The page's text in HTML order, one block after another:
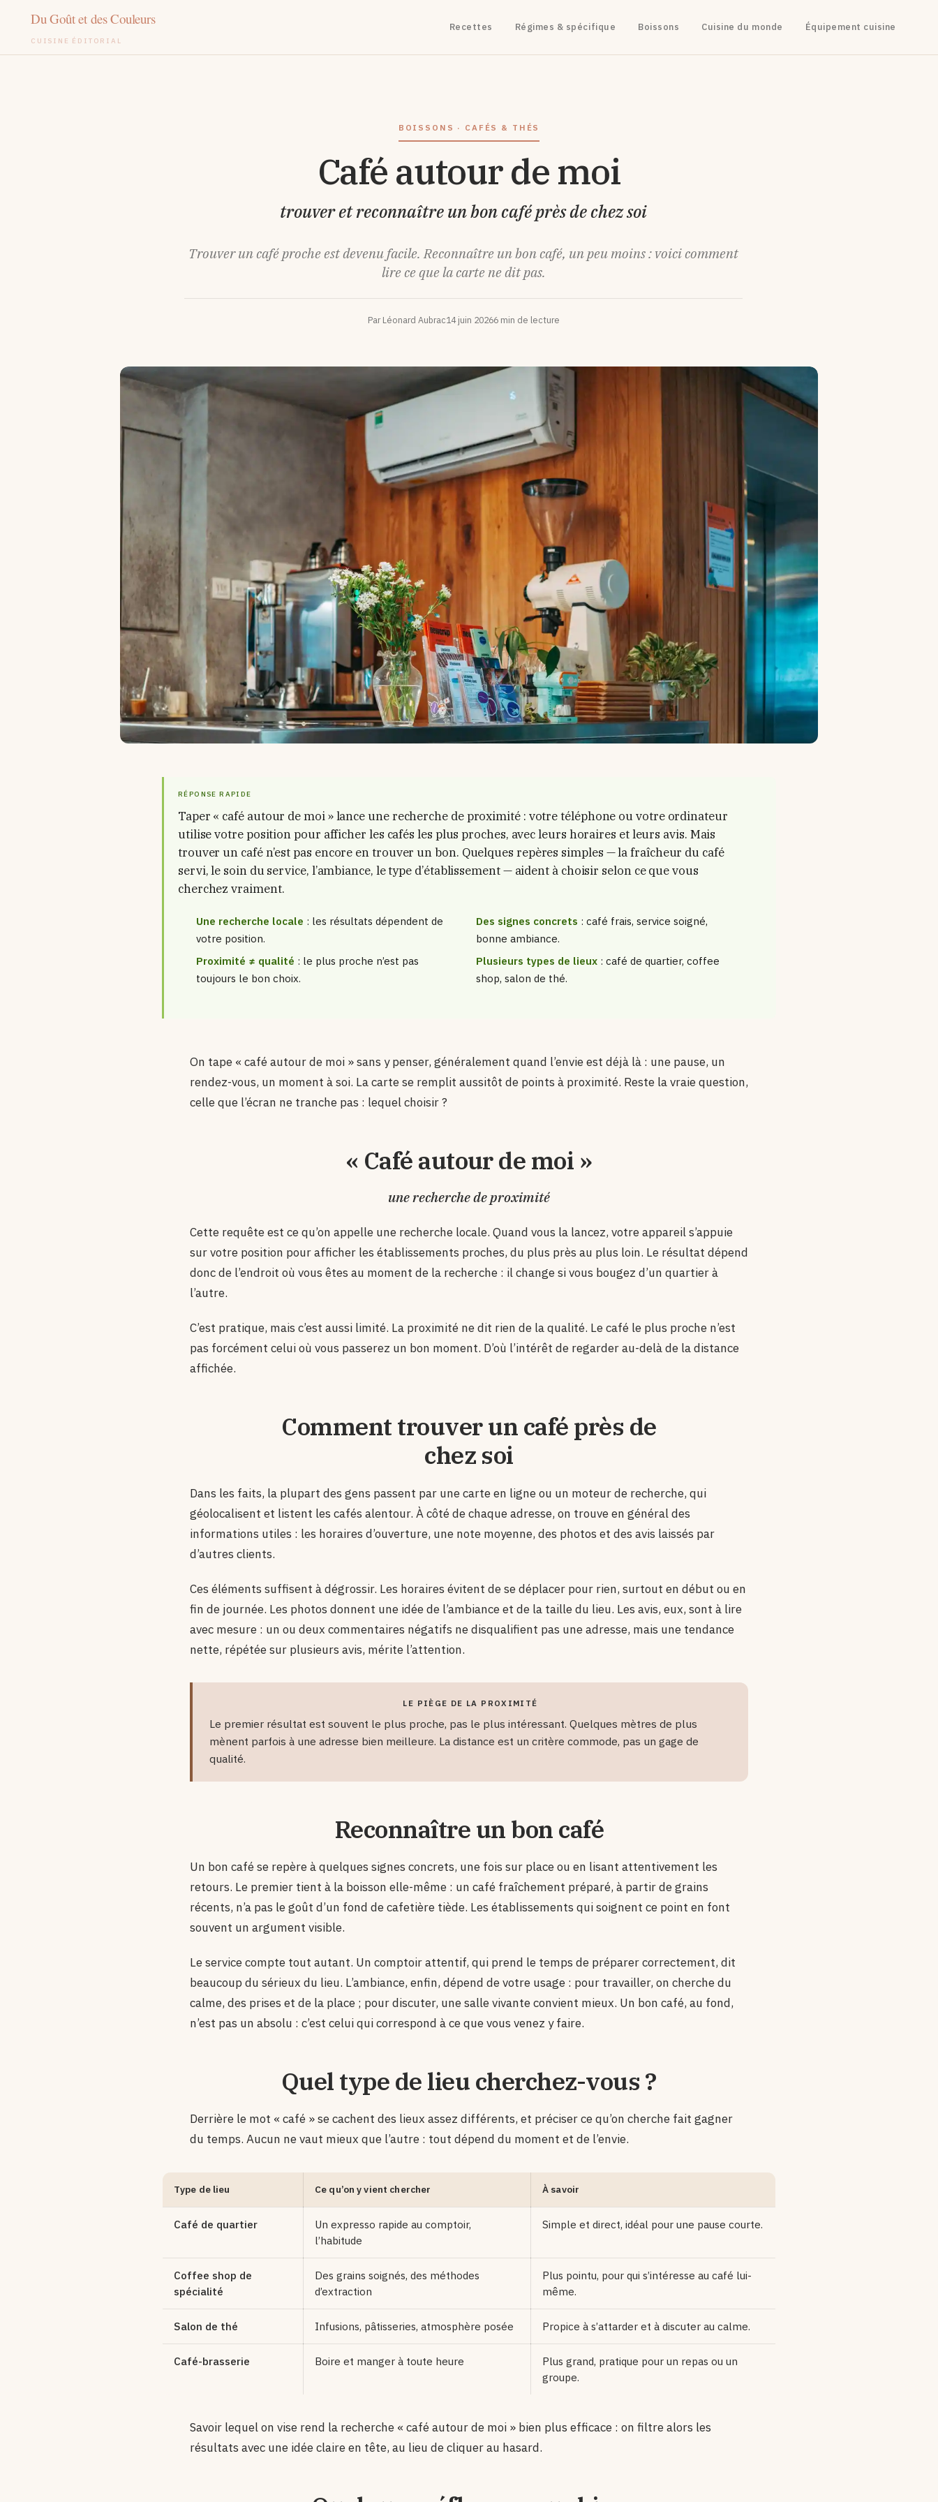
CUISINE ÉDITORIAL
Recettes Régimes & spécifique Boissons Cuisine du monde Équipement cuisine
BOISSONS · CAFÉS & THÉS
Café autour de moi
trouver et reconnaître un bon café près de chez soi
Trouver un café proche est devenu facile. Reconnaître un bon café, un peu moins : voici comment
lire ce que la carte ne dit pas.
Par Léonard Aubrac14 juin 20266 min de lecture
RÉPONSE RAPIDE
Taper « café autour de moi » lance une recherche de proximité : votre téléphone ou votre ordinateur
utilise votre position pour afficher les cafés les plus proches, avec leurs horaires et leurs avis. Mais
trouver un café n’est pas encore en trouver un bon. Quelques repères simples — la fraîcheur du café
servi, le soin du service, l’ambiance, le type d’établissement — aident à choisir selon ce que vous
cherchez vraiment.
Une recherche locale : les résultats dépendent de
votre position.
Proximité ≠ qualité : le plus proche n’est pas
toujours le bon choix.
Des signes concrets : café frais, service soigné,
bonne ambiance.
Plusieurs types de lieux: café de quartier, coffee
shop, salon de thé.
On tape « café autour de moi » sans y penser, généralement quand l’envie est déjà là : une pause, un
rendez-vous, un moment à soi. La carte se remplit aussitôt de points à proximité. Reste la vraie question,
celle que l’écran ne tranche pas : lequel choisir ?
« Café autour de moi »
une recherche de proximité
Cette requête est ce qu’on appelle une recherche locale. Quand vous la lancez, votre appareil s’appuie
sur votre position pour afficher les établissements proches, du plus près au plus loin. Le résultat dépend
donc de l’endroit où vous êtes au moment de la recherche : il change si vous bougez d’un quartier à
l’autre.
C’est pratique, mais c’est aussi limité. La proximité ne dit rien de la qualité. Le café le plus proche n’est
pas forcément celui où vous passerez un bon moment. D’où l’intérêt de regarder au-delà de la distance
affichée.
Comment trouver un café près de
chez soi
Dans les faits, la plupart des gens passent par une carte en ligne ou un moteur de recherche, qui
géolocalisent et listent les cafés alentour. À côté de chaque adresse, on trouve en général des
informations utiles : les horaires d’ouverture, une note moyenne, des photos et des avis laissés par
d’autres clients.
Ces éléments suffisent à dégrossir. Les horaires évitent de se déplacer pour rien, surtout en début ou en
fin de journée. Les photos donnent une idée de l’ambiance et de la taille du lieu. Les avis, eux, sont à lire
avec mesure : un ou deux commentaires négatifs ne disqualifient pas une adresse, mais une tendance
nette, répétée sur plusieurs avis, mérite l’attention.
LE PIÈGE DE LA PROXIMITÉ
Le premier résultat est souvent le plus proche, pas le plus intéressant. Quelques mètres de plus
mènent parfois à une adresse bien meilleure. La distance est un critère commode, pas un gage de
qualité.
Reconnaître un bon café
Un bon café se repère à quelques signes concrets, une fois sur place ou en lisant attentivement les
retours. Le premier tient à la boisson elle-même : un café fraîchement préparé, à partir de grains
récents, n’a pas le goût d’un fond de cafetière tiède. Les établissements qui soignent ce point en font
souvent un argument visible.
Le service compte tout autant. Un comptoir attentif, qui prend le temps de préparer correctement, dit
beaucoup du sérieux du lieu. L’ambiance, enfin, dépend de votre usage : pour travailler, on cherche du
calme, des prises et de la place ; pour discuter, une salle vivante convient mieux. Un bon café, au fond,
n’est pas un absolu : c’est celui qui correspond à ce que vous venez y faire.
Quel type de lieu cherchez-vous ?
Derrière le mot « café » se cachent des lieux assez différents, et préciser ce qu’on cherche fait gagner
du temps. Aucun ne vaut mieux que l’autre : tout dépend du moment et de l’envie.
Type de lieu Ce qu’on y vient chercher À savoir
Café de quartier
Un expresso rapide au comptoir,
l’habitude
Simple et direct, idéal pour une pause courte.
Coffee shop de
spécialité
Des grains soignés, des méthodes
d’extraction
Plus pointu, pour qui s’intéresse au café lui-
même.
Salon de thé Infusions, pâtisseries, atmosphère posée Propice à s’attarder et à discuter au calme.
Café-brasserie Boire et manger à toute heure
Plus grand, pratique pour un repas ou un
groupe.
Savoir lequel on vise rend la recherche « café autour de moi » bien plus efficace : on filtre alors les
résultats avec une idée claire en tête, au lieu de cliquer au hasard.